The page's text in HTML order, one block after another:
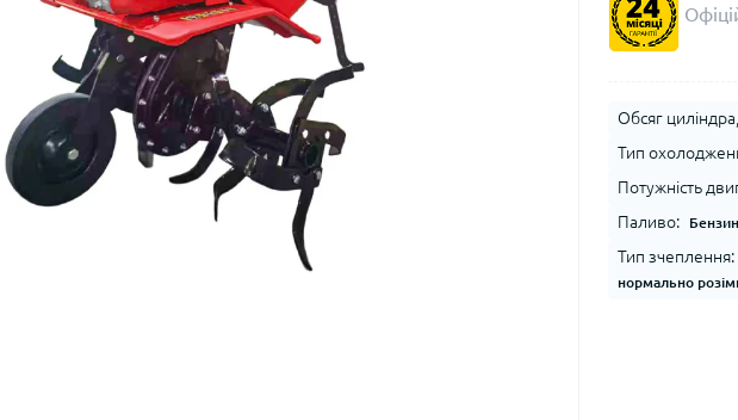
Обсяг
Тип
Потужність
Паливо: Бензин
Тип зчеплення:
нормально